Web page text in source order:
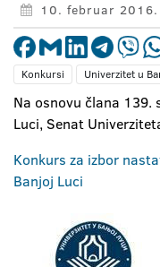
10. februar
Konkursi Univerzitet u
Na osnovu člana
Luci, Senat
Konkurs za izbor
Banjoj Luci